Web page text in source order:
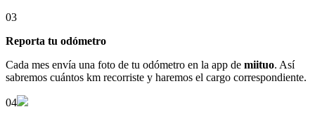
03
Reporta tu odómetro
Cada mes envía una foto de tu odómetro en la app de miituo. Así
sabremos cuántos km recorriste y haremos el cargo correspondiente.
04